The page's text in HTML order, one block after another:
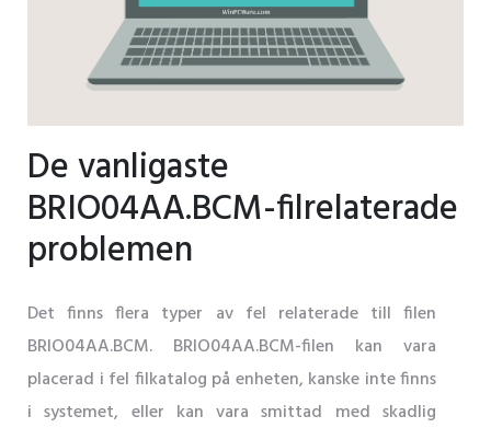
De vanligaste
BRIO04AA.BCM-filrelaterade
problemen
Det finns flera typer av fel relaterade till filen
BRIO04AA.BCM. BRIO04AA.BCM-filen kan vara
placerad i fel filkatalog på enheten, kanske inte finns
i systemet, eller kan vara smittad med skadlig